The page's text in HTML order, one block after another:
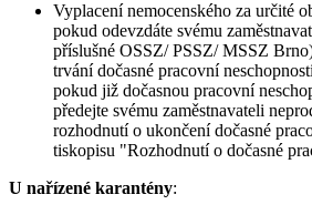
Vyplacení nemocenského za určité
pokud odevzdáte svému
příslušné OSSZ/ PSSZ/ MSSZ
trvání dočasné pracovní
pokud již dočasnou pracovní
předejte svému zaměstnavateli
rozhodnutí o ukončení dočasné
tiskopisu "Rozhodnutí o dočasné
U nařízené karantény: